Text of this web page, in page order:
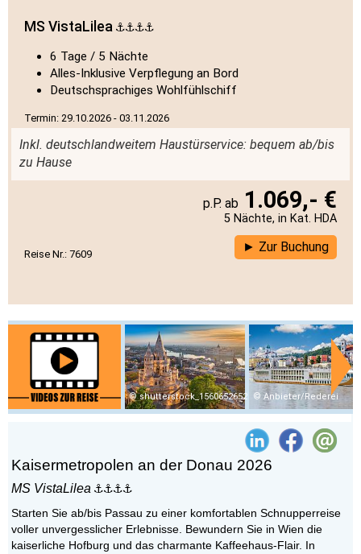
MS VistaLilea
6 Tage / 5 Nächte
Alles-Inklusive Verpflegung an Bord
Deutschsprachiges Wohlfühlschiff
Termin: 29.10.2026 - 03.11.2026
Inkl. deutschlandweitem Haustürservice: bequem ab/bis
zu Hause
1.069,- €
5 Nächte, in Kat. HDA
Reise Nr.: 7609 Zur Buchung
shutterstock_1560652652 Anbieter/Rederei
Kaisermetropolen an der Donau 2026
MS VistaLilea
Starten Sie ab/bis Passau zu einer komfortablen Schnupperreise
voller unvergesslicher Erlebnisse. Bewundern Sie in Wien die
kaiserliche Hofburg und das charmante Kaffeehaus-Flair. In